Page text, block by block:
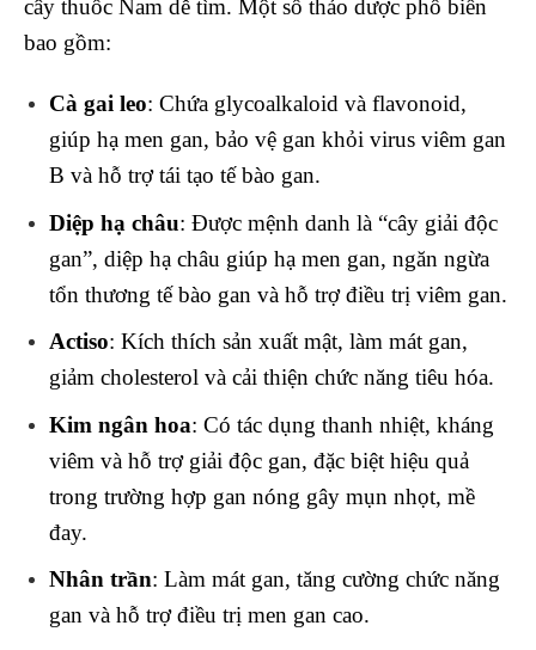
cây thuốc Nam dễ tìm. Một số thảo dược phổ biến
bao gồm:
Cà gai leo: Chứa glycoalkaloid và flavonoid,
giúp hạ men gan, bảo vệ gan khỏi virus viêm gan
B và hỗ trợ tái tạo tế bào gan.
Diệp hạ châu: Được mệnh danh là “cây giải độc
gan”, diệp hạ châu giúp hạ men gan, ngăn ngừa
tổn thương tế bào gan và hỗ trợ điều trị viêm gan.
Actiso: Kích thích sản xuất mật, làm mát gan,
giảm cholesterol và cải thiện chức năng tiêu hóa.
Kim ngân hoa: Có tác dụng thanh nhiệt, kháng
viêm và hỗ trợ giải độc gan, đặc biệt hiệu quả
trong trường hợp gan nóng gây mụn nhọt, mề
đay.
Nhân trần: Làm mát gan, tăng cường chức năng
gan và hỗ trợ điều trị men gan cao.